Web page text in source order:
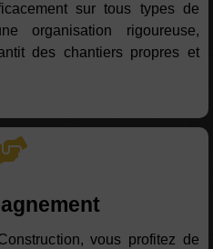
sur tous types de
organisation rigoureuse,
des chantiers propres et
vous profitez de